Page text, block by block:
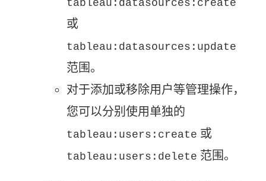
tableau:datasources:create
或
tableau:datasources:update
范围。
对于添加或移除用户等管理操作，
您可以分别使用单独的
tableau:users:create 或
tableau:users:delete 范围。